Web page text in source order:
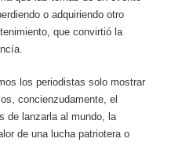
o adquiriendo otro
que convirtió la
los periodistas solo mostrar
concienzudamente, el
de lanzarla al mundo, la
de una lucha patriotera o